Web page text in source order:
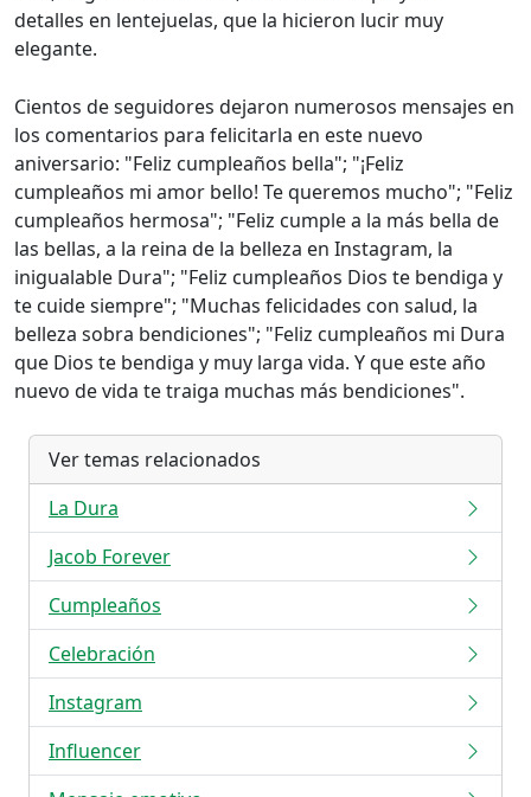
detalles en lentejuelas, que la hicieron lucir muy
elegante.
Cientos de seguidores dejaron numerosos mensajes en
los comentarios para felicitarla en este nuevo
aniversario: "Feliz cumpleaños bella"; "¡Feliz
cumpleaños mi amor bello! Te queremos mucho"; "Feliz
cumpleaños hermosa"; "Feliz cumple a la más bella de
las bellas, a la reina de la belleza en Instagram, la
inigualable Dura"; "Feliz cumpleaños Dios te bendiga y
te cuide siempre"; "Muchas felicidades con salud, la
belleza sobra bendiciones"; "Feliz cumpleaños mi Dura
que Dios te bendiga y muy larga vida. Y que este año
nuevo de vida te traiga muchas más bendiciones".
Ver temas relacionados
La Dura
Jacob Forever
Cumpleaños
Celebración
Instagram
Influencer